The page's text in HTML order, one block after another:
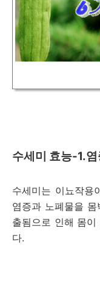
수세미 효능-1.
수세미는 이뇨작용
염증과 노폐물을
출됨으로 인해 몸
다.